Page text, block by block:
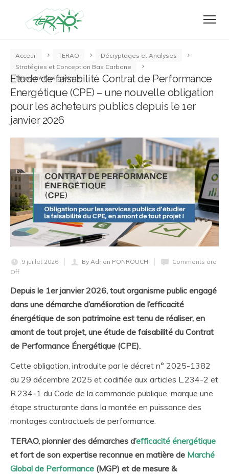
Acceuil TERAO
Décryptages et Analyses
Stratégies et Conception Bas Carbone
Efficacité Energétique
Etude de faisabilité Contrat de Performance
Energétique (CPE) – une nouvelle obligation
pour les acheteurs publics depuis le 1er
janvier 2026
9 juillet 2026 By Adrien PONROUCH
Comments are
Off
Depuis le 1er janvier 2026, tout organisme public engagé
dans une démarche d’amélioration de l’efficacité
énergétique de son patrimoine est tenu de réaliser, en
amont de tout projet, une étude de faisabilité du Contrat
de Performance Énergétique (CPE).
Cette obligation, introduite par le décret n° 2025-1382
du 29 décembre 2025 et codifiée aux articles L.234-2 et
R.234-1 du Code de la commande publique, marque une
étape structurante dans la montée en puissance des
montages contractuels de performance.
TERAO, pionnier des démarches d’efficacité énergétique
et fort de son expertise reconnue en matière de Marché
Global de Performance (MGP) et de mesure &